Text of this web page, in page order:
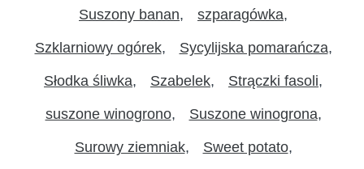
Suszony banan szparagówka
Szklarniowy ogórek Sycylijska pomarańcza
Słodka śliwka Szabelek Strączki fasoli
suszone winogrono Suszone winogrona
Surowy ziemniak Sweet potato